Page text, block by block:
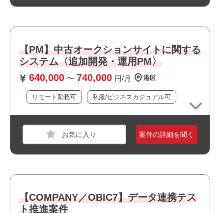
【PM】中古オークションサイトに関する
システム〈追加開発・運用PM〉
640,000 〜 740,000 円/月 港区
リモート勤務可 私服/ビジネスカジュアル可
案件の詳細を聞く
【COMPANY／OBIC7】データ連携テス
ト推進案件
・基幹システム導入／更改プロジェクト参画経験
おすすめポイント
・最新技術に携われます
・新規開発に携われます
・上流工程に携われます
・幅広い年齢層の方が活躍しています
業界
サービス
スキル
Windows
・GMP等の品質規制環境下での業務経験（製薬、化学、医
理、経営層向け報告資料作成等）
・QAまたはQC業務経験（GMP環境であれば業界不問）
おすすめポイント
・新規開発に携われます
スキル
Windows